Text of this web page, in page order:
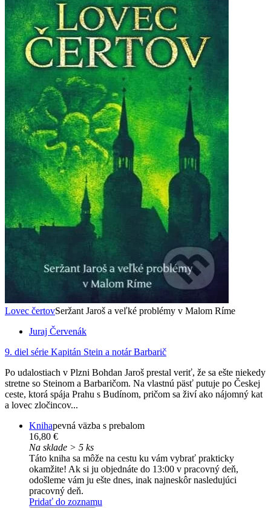
Lovec čertovSeržant Jaroš a veľké problémy v Malom Ríme
Juraj Červenák
9. diel série Kapitán Stein a notár Barbarič
Po udalostiach v Plzni Bohdan Jaroš prestal veriť, že sa ešte niekedy
stretne so Steinom a Barbaričom. Na vlastnú päsť putuje po Českej
ceste, ktorá spája Prahu s Budínom, pričom sa živí ako nájomný kat
a lovec zločincov...
Knihapevná väzba s prebalom
16,80 €
Na sklade > 5 ks
Táto kniha sa môže na cestu ku vám vybrať prakticky
okamžite! Ak si ju objednáte do 13:00 v pracovný deň,
odošleme vám ju ešte dnes, inak najneskôr nasledujúci
pracovný deň.
Pridať do zoznamu